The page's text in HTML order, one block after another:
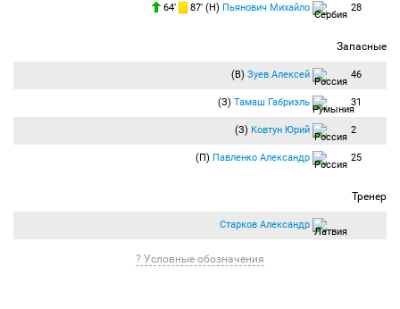
64′ 87′ (Н) Пьянович Михайло 28
Запасные
(В) Зуев Алексей 46
(З) Тамаш Габриэль 31
(З) Ковтун Юрий 2
(П) Павленко Александр 25
Тренер
Старков Александр
? Условные обозначения